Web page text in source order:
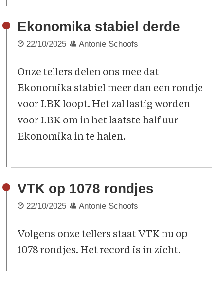
Ekonomika stabiel derde
22/10/2025 Antonie Schoofs
Onze tellers delen ons mee dat
Ekonomika stabiel meer dan een rondje
voor LBK loopt. Het zal lastig worden
voor LBK om in het laatste half uur
Ekonomika in te halen.
VTK op 1078 rondjes
22/10/2025 Antonie Schoofs
Volgens onze tellers staat VTK nu op
1078 rondjes. Het record is in zicht.